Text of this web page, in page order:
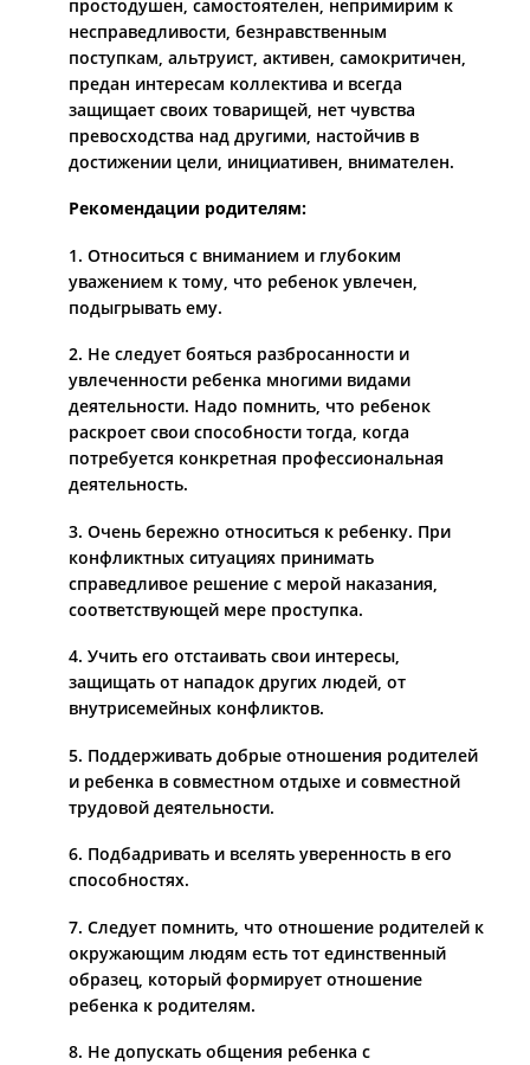
простодушен, самостоятелен, непримирим к
несправедливости, безнравственным
поступкам, альтруист, активен, самокритичен,
предан интересам коллектива и всегда
защищает своих товарищей, нет чувства
превосходства над другими, настойчив в
достижении цели, инициативен, внимателен.
Рекомендации родителям:
1. Относиться с вниманием и глубоким
уважением к тому, что ребенок увлечен,
подыгрывать ему.
2. Не следует бояться разбросанности и
увлеченности ребенка многими видами
деятельности. Надо помнить, что ребенок
раскроет свои способности тогда, когда
потребуется конкретная профессиональная
деятельность.
3. Очень бережно относиться к ребенку. При
конфликтных ситуациях принимать
справедливое решение с мерой наказания,
соответствующей мере проступка.
4. Учить его отстаивать свои интересы,
защищать от нападок других людей, от
внутрисемейных конфликтов.
5. Поддерживать добрые отношения родителей
и ребенка в совместном отдыхе и совместной
трудовой деятельности.
6. Подбадривать и вселять уверенность в его
способностях.
7. Следует помнить, что отношение родителей к
окружающим людям есть тот единственный
образец, который формирует отношение
ребенка к родителям.
8. Не допускать общения ребенка с